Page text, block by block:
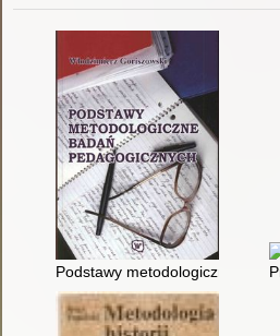
Podstawy metodologiczne